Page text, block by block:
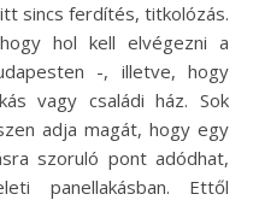
sincs ferdítés, titkolózás.
hol kell elvégezni a
-, illetve, hogy
vagy családi ház. Sok
adja magát, hogy egy
szoruló pont adódhat,
panellakásban. Ettől